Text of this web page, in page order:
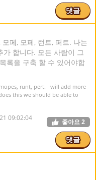
댓글
페, 모페, 런트, 퍼트. 나는
가 합니다. 모든 사람이 그
록을 구축 할 수 있어야합
runt, pert. I will add more
this we should be able to
09:02:04 좋아요2
댓글